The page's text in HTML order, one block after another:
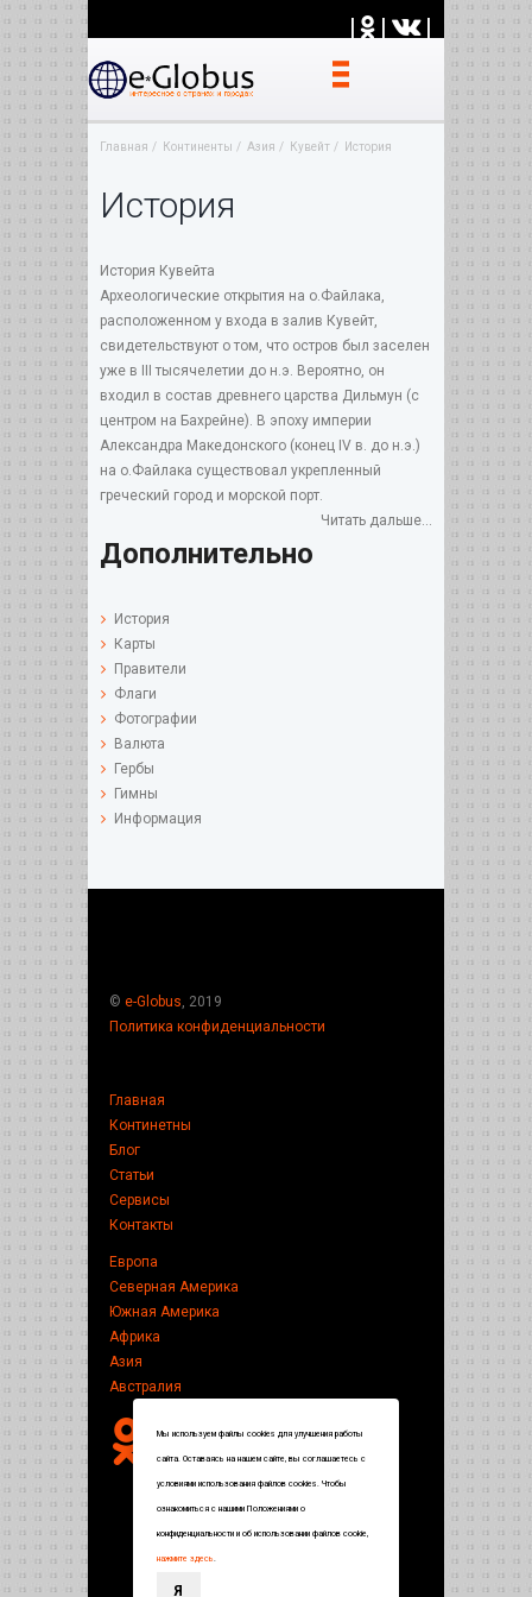
| | |
Главная Континенты Азия Кувейт История
История
История Кувейта
Археологические открытия на о.Файлака,
расположенном у входа в залив Кувейт,
свидетельствуют о том, что остров был заселен
уже в III тысячелетии до н.э. Вероятно, он
входил в состав древнего царства Дильмун (с
центром на Бахрейне). В эпоху империи
Александра Македонского (конец IV в. до н.э.)
на о.Файлака существовал укрепленный
греческий город и морской порт.
Читать дальше...
Дополнительно
История
Карты
Правители
Флаги
Фотографии
Валюта
Гербы
Гимны
Информация
© e-Globus , 2019
Политика конфиденциальности
Главная
Континетны
Блог
Статьи
Сервисы
Контакты
Европа
Северная Америка
Южная Америка
Африка
Азия
Австралия
Мы используем файлы cookies для улучшения работы
сайта. Оставаясь на нашем сайте, вы соглашаетесь с
условиями использования файлов cookies. Чтобы
ознакомиться с нашими Положениями о
конфиденциальности и об использовании файлов cookie,
нажмите здесь.
Я